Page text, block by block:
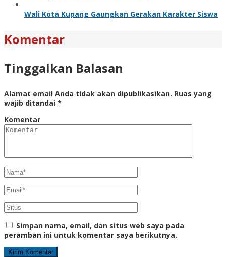
Wali Kota Kupang Gaungkan Gerakan Karakter Siswa
Komentar
Tinggalkan Balasan
Alamat email Anda tidak akan dipublikasikan. Ruas yang
wajib ditandai *
Komentar
Simpan nama, email, dan situs web saya pada
peramban ini untuk komentar saya berikutnya.